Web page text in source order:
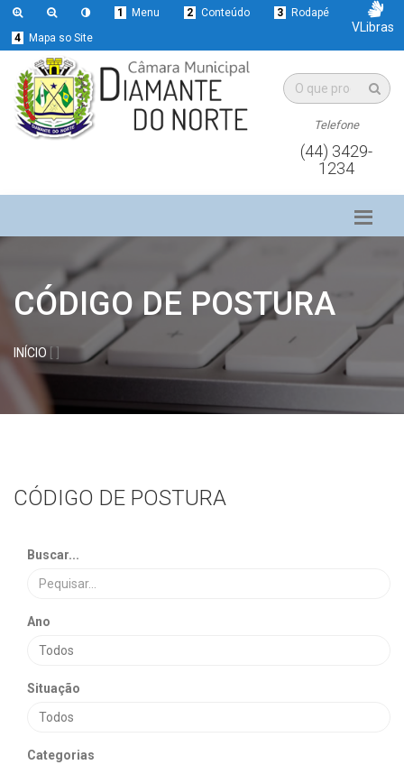
1 Menu 2 Conteúdo 3
Rodapé
4
Mapa so Site
VLibras
Telefone
(44) 3429-
1234
CÓDIGO DE POSTURA
INÍCIO
CÓDIGO DE POSTURA
Buscar...
Ano
Situação
Categorias